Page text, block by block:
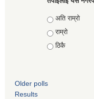
Choices
अति राम्रो
राम्रो
ठिकै
Older polls
Results